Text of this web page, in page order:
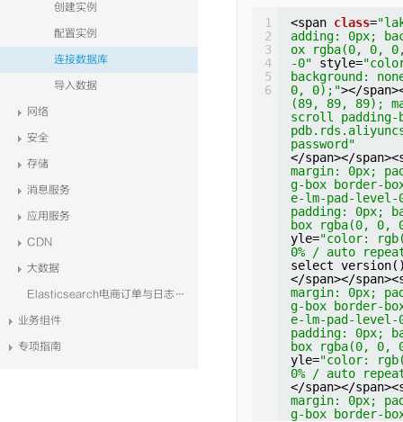
创建实例
配置实例
连接数据库
导入数据
网络
安全
存储
消息服务
应用服务
CDN
大数据
Elasticsearch电商订单与日志系统解决方案
业务组件
专项指南
1
2
3
4
5
6
<span class=
adding: 0px;
ox rgba(0, 0,
-0"
style=
background:
0, 0);"></
(89, 89, 89);
scroll
password"
</span></
margin: 0px;
g-box border-
e-lm-pad-level-
padding: 0px;
box rgba(0, 0,
yle="color:
0% / auto
select
</span></
margin: 0px;
g-box border-
e-lm-pad-level-
padding: 0px;
box rgba(0, 0,
yle="color:
0% / auto
</span></
margin: 0px;
g-box border-